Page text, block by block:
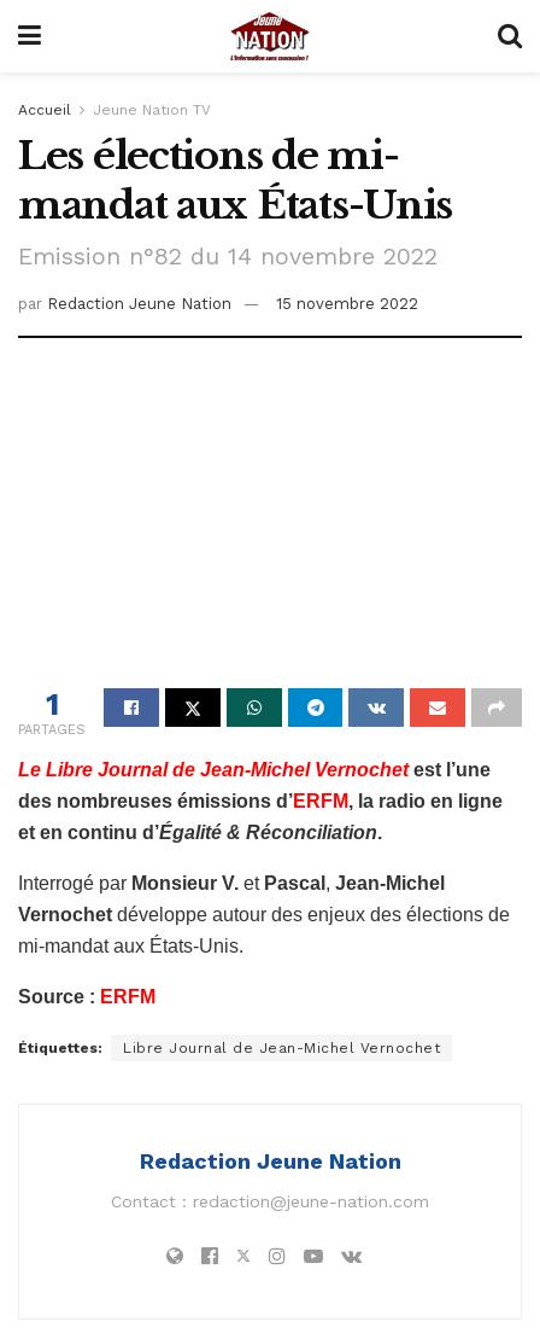
Accueil Jeune Nation TV
Les élections de mi-
mandat aux États-Unis
Emission n°82 du 14 novembre 2022
par Redaction Jeune Nation 15 novembre 2022
1
PARTAGES
Le Libre Journal de Jean-Michel Vernochetest l’une
des nombreuses émissions d’ERFM, la radio en ligne
et en continu d’Égalité & Réconciliation.
Interrogé par Monsieur V. et Pascal , Jean-Michel
Vernochet développe autour des enjeux des élections de
mi-mandat aux États-Unis.
Source : ERFM
Étiquettes: Libre Journal de Jean-Michel Vernochet
Redaction Jeune Nation
Contact : redaction@jeune-nation.com